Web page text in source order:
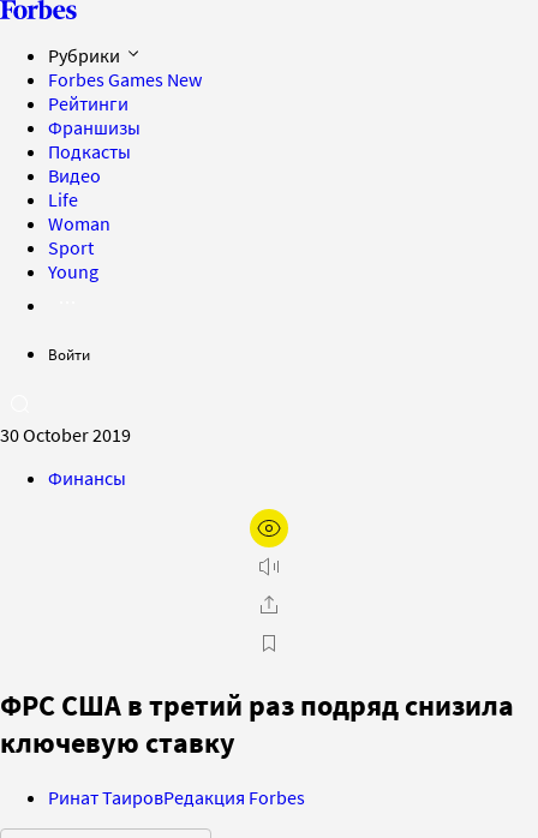
Рубрики
Forbes Games New
Рейтинги
Франшизы
Подкасты
Видео
Life
Woman
Sport
Young
Войти
30 October 2019
Финансы
ФРС США в третий раз подряд снизила
ключевую ставку
Ринат ТаировРедакция Forbes